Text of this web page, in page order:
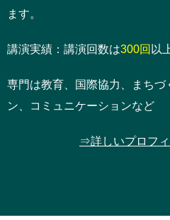
ます。
講演実績：講演回数は300回 以
専門は教育、国際協力、まちづ
ン、コミュニケーションなど
⇒詳しいプロフ